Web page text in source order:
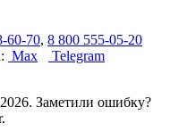
60-70, 8 800 555-05-20
Max
Telegram
Заметили ошибку?